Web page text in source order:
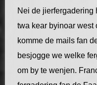
Nei de jierfergadering
twa kear byinoar west
komme de mails fan
besjogge we welke
om by te wenjen.